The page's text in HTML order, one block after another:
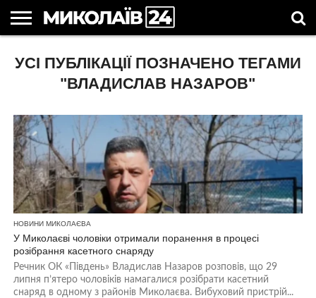
НОВИНИ
НОВИНИ
МИКОЛАЄВА
МИКОЛАЇВСЬКА
ОБЛАСТЬ
НОВИНИ
СПОРТУ
УКРАЇНА
ТА СВІТ
НОВИНИ
КОМПАНІЙ
АСТРОЛОГІЯ
СВЯТА
В
УКРАЇНІ
КОРИСНІ
СТАТТІ
УСІ ПУБЛІКАЦІЇ ПОЗНАЧЕНО ТЕГАМИ
"ВЛАДИСЛАВ НАЗАРОВ"
НОВИНИ МИКОЛАЄВА
У Миколаєві чоловіки отримали поранення в процесі
розібрання касетного снаряду
Речник ОК «Південь» Владислав Назаров розповів, що 29
липня п’ятеро чоловіків намагалися розібрати касетний
снаряд в одному з районів Миколаєва. Вибуховий пристрій...